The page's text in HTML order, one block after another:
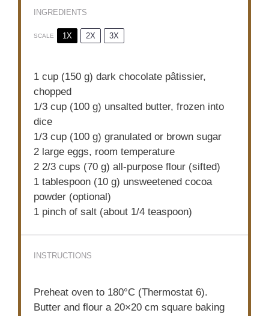
INGREDIENTS
SCALE 1X 2X 3X
1 cup (150 g) dark chocolate pâtissier,
chopped
1/3 cup (100 g) unsalted butter, frozen into
dice
1/3 cup (100 g) granulated or brown sugar
2 large eggs, room temperature
2 2/3 cups (70 g) all-purpose flour (sifted)
1 tablespoon (10 g) unsweetened cocoa
powder (optional)
1 pinch of salt (about 1/4 teaspoon)
INSTRUCTIONS
Preheat oven to 180°C (Thermostat 6).
Butter and flour a 20×20 cm square baking